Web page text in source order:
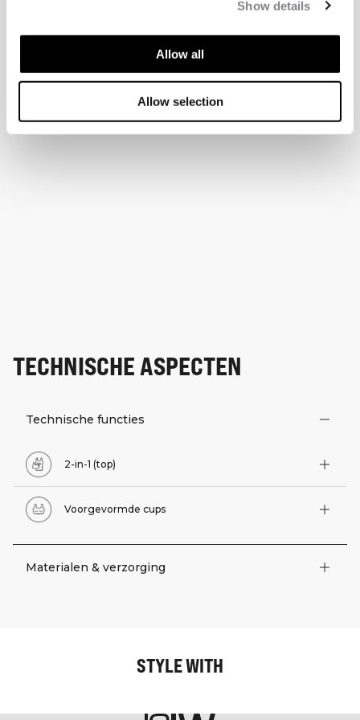
Show details
Allow all
Allow selection
TECHNISCHE ASPECTEN
Technische functies
2-in-1 (top)
Voorgevormde cups
Materialen & verzorging
STYLE WITH